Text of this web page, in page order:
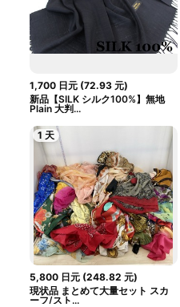
1,700 日元(72.93 元)
新品【SILK シルク100%】無地
Plain 大判...
1 天
5,800 日元(248.82 元)
現状品 まとめて大量セット スカ
ーフ/スト...